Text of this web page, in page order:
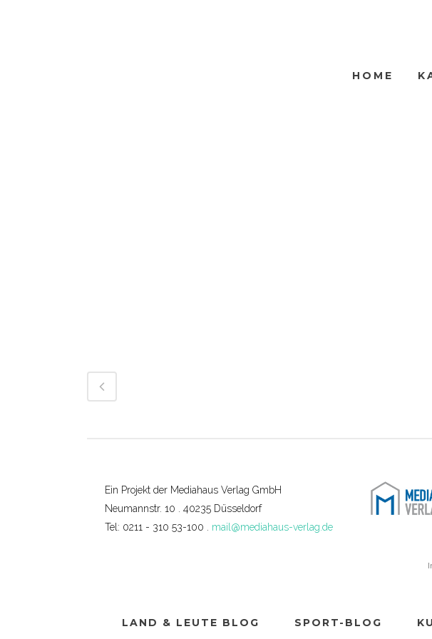
HOME
Ein Projekt der Mediahaus Verlag GmbH
Neumannstr. 10 . 40235 Düsseldorf
Tel: 0211 - 310 53-100 . mail@mediahaus-verlag.de
LAND & LEUTE BLOG SPORT-BLOG